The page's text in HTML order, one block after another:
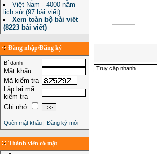
Việt Nam - 4000 năm
lịch sử (97 bài viết)
Xem toàn bộ bài viết
(8223 bài viết)
Đăng nhập/Đăng ký
Bí danh
Mật khẩu
Mã kiểm tra
Lặp lại mã
kiểm tra
Ghi nhớ
Quên mật khẩu | Đăng ký mới
Thành viên có mặt